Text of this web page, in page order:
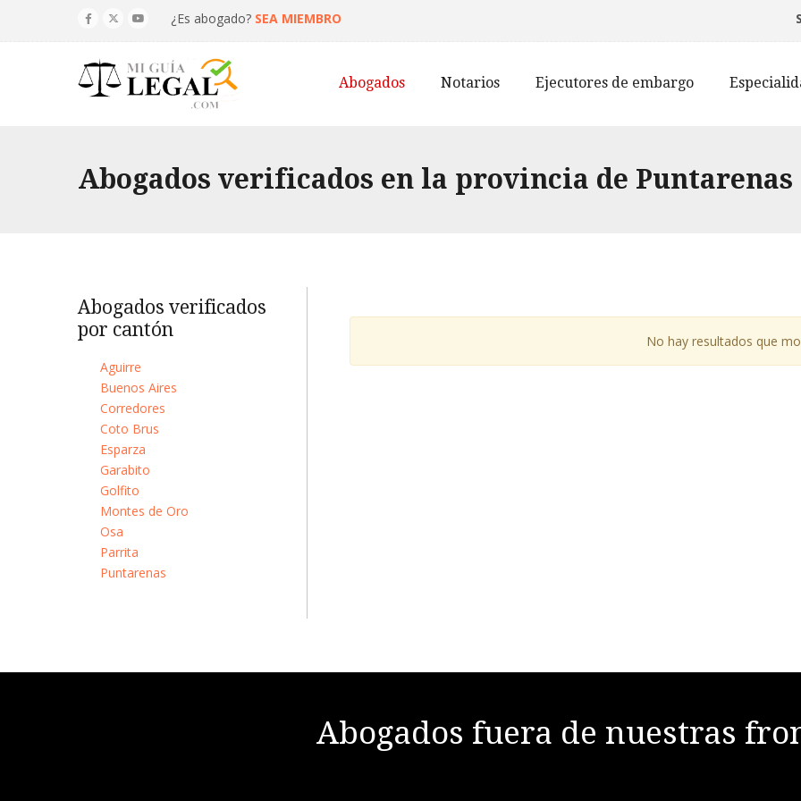
¿Es abogado? SEA MIEMBRO
Abogados Notarios Ejecutores de embargo
Abogados verificados en la provincia de Puntarenas
Abogados verificados
por cantón
Aguirre
Buenos Aires
Corredores
Coto Brus
Esparza
Garabito
Golfito
Montes de Oro
Osa
Parrita
Puntarenas
No hay resultados que
Abogados fuera de nuestras